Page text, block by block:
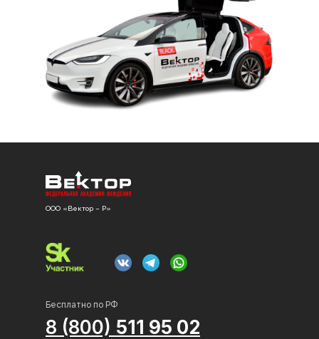
Бесплатно по РФ
ООО «Вектор – Р»
8 (800) 511 95 02